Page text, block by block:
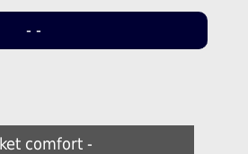
- -
comfort -